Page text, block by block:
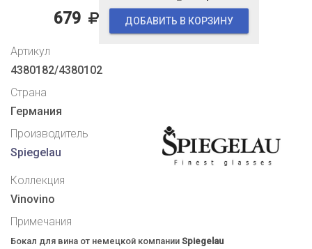
679 ДОБАВИТЬ В КОРЗИНУ
Артикул
4380182/4380102
Страна
Германия
Производитель
Spiegelau
Коллекция
Vinovino
Примечания
Бокал для вина от немецкой компании Spiegelau